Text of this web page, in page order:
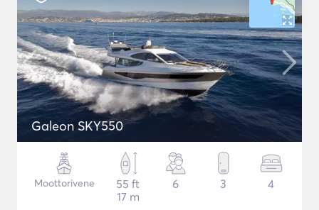
Galeon SKY550
Moottorivene
55 ft
17 m
6 3 4